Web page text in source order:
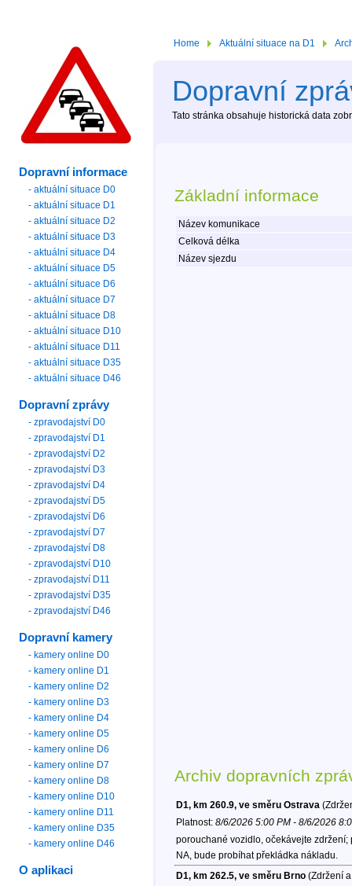
Home Aktuální situace na D1
Dopravní
Tato stránka obsahuje historická data
Základní informace
Název komunikace
Celková délka
Název sjezdu
Archiv dopravních
D1, km 260.9, ve směru Ostrava
Platnost: 8/6/2026 5:00 PM - 8/6/2026
porouchané vozidlo, očekávejte
NA, bude probíhat překládka nákladu.
D1, km 262.5, ve směru Brno(Zdržení
Dopravní informace
- aktuální situace D0
- aktuální situace D1
- aktuální situace D2
- aktuální situace D3
- aktuální situace D4
- aktuální situace D5
- aktuální situace D6
- aktuální situace D7
- aktuální situace D8
- aktuální situace D10
- aktuální situace D11
- aktuální situace D35
- aktuální situace D46
Dopravní zprávy
- zpravodajství D0
- zpravodajství D1
- zpravodajství D2
- zpravodajství D3
- zpravodajství D4
- zpravodajství D5
- zpravodajství D6
- zpravodajství D7
- zpravodajství D8
- zpravodajství D10
- zpravodajství D11
- zpravodajství D35
- zpravodajství D46
Dopravní kamery
- kamery online D0
- kamery online D1
- kamery online D2
- kamery online D3
- kamery online D4
- kamery online D5
- kamery online D6
- kamery online D7
- kamery online D8
- kamery online D10
- kamery online D11
- kamery online D35
- kamery online D46
O aplikaci